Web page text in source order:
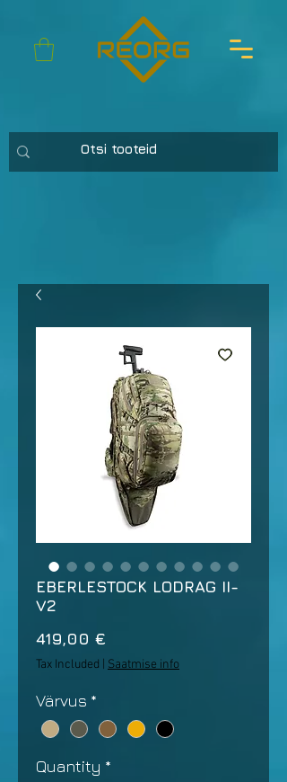
EBERLESTOCK LODRAG II-
V2
419,00 €
Tax Included Saatmise info
Värvus *
Quantity *